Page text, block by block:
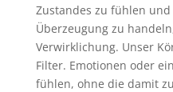
Zustandes zu fühlen
Überzeugung zu
Verwirklichung. Unser
Filter. Emotionen oder
fühlen, ohne die damit